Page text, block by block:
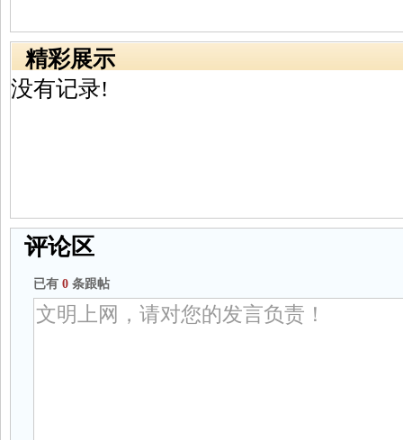
精彩展示
没有记录!
评论区
已有 0 条跟帖